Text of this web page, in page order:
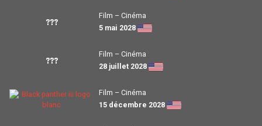
???
Film – Cinéma
5 mai 2028
???
Film – Cinéma
28 juillet 2028
Film – Cinéma
15 décembre 2028